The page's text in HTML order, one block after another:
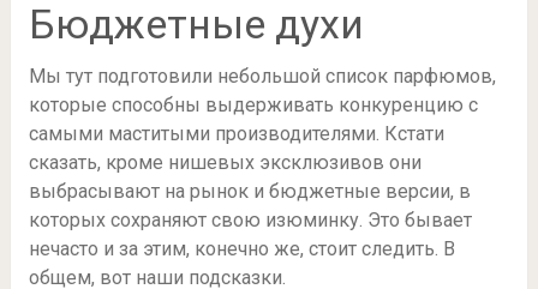
Бюджетные духи
Мы тут подготовили небольшой список парфюмов,
которые способны выдерживать конкуренцию с
самыми маститыми производителями. Кстати
сказать, кроме нишевых эксклюзивов они
выбрасывают на рынок и бюджетные версии, в
которых сохраняют свою изюминку. Это бывает
нечасто и за этим, конечно же, стоит следить. В
общем, вот наши подсказки.